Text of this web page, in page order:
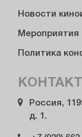
Новости
Мероприятия
Политика
Россия,
д. 1.